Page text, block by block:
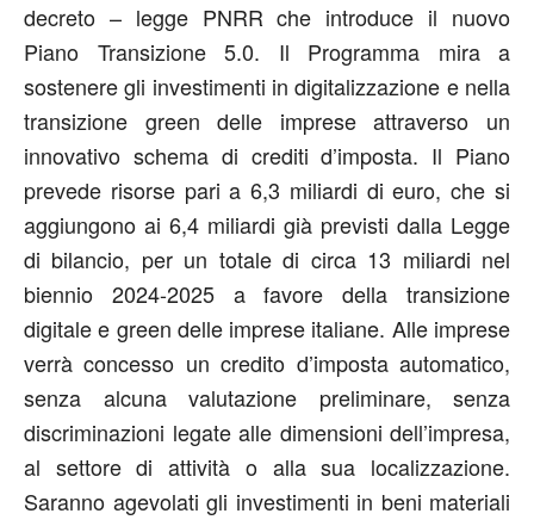
decreto – legge PNRR che introduce il nuovo
Piano Transizione 5.0. Il Programma mira a
sostenere gli investimenti in digitalizzazione e nella
transizione green delle imprese attraverso un
innovativo schema di crediti d’imposta. Il Piano
prevede risorse pari a 6,3 miliardi di euro, che si
aggiungono ai 6,4 miliardi già previsti dalla Legge
di bilancio, per un totale di circa 13 miliardi nel
biennio 2024-2025 a favore della transizione
digitale e green delle imprese italiane. Alle imprese
verrà concesso un credito d’imposta automatico,
senza alcuna valutazione preliminare, senza
discriminazioni legate alle dimensioni dell’impresa,
al settore di attività o alla sua localizzazione.
Saranno agevolati gli investimenti in beni materiali